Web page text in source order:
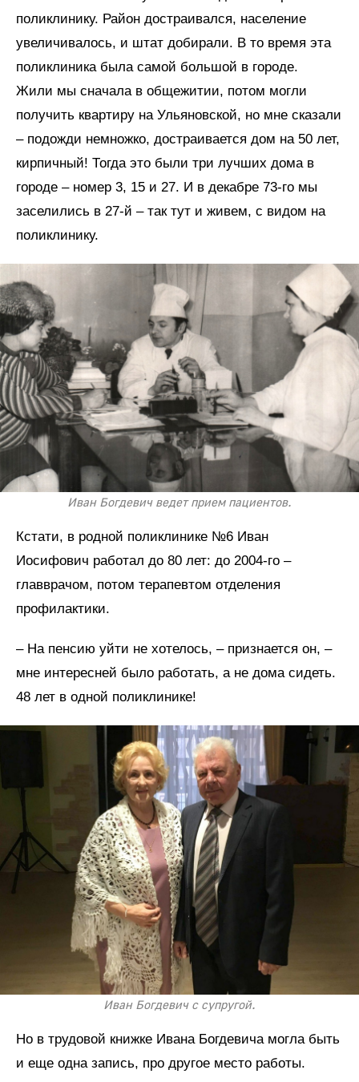
поликлинику. Район достраивался, население
увеличивалось, и штат добирали. В то время эта
поликлиника была самой большой в городе.
Жили мы сначала в общежитии, потом могли
получить квартиру на Ульяновской, но мне сказали
– подожди немножко, достраивается дом на 50 лет,
кирпичный! Тогда это были три лучших дома в
городе – номер 3, 15 и 27. И в декабре 73-го мы
заселились в 27-й – так тут и живем, с видом на
поликлинику.
Иван Богдевич ведет прием пациентов.
Кстати, в родной поликлинике №6 Иван
Иосифович работал до 80 лет: до 2004-го –
главврачом, потом терапевтом отделения
профилактики.
– На пенсию уйти не хотелось, – признается он, –
мне интересней было работать, а не дома сидеть.
48 лет в одной поликлинике!
Иван Богдевич с супругой.
Но в трудовой книжке Ивана Богдевича могла быть
и еще одна запись, про другое место работы.